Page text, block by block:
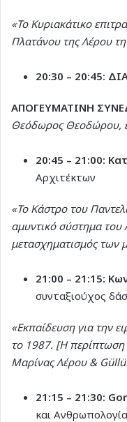
«Το Κυριακάτικο
Πλατάνου της Λέρου
20:30 – 20:45:
ΑΠΟΓΕΥΜΑΤΙΝΗ
Θεόδωρος Θεοδώρου,
20:45 – 21:00:
Αρχιτέκτων
«Το Κάστρο του
αμυντικό σύστημα του
μετασχηματισμός των
21:00 – 21:15:
συνταξιούχος
«Εκπαίδευση για την
το 1987. [Η
Μαρίνας Λέρου &
21:15 – 21:30:
και